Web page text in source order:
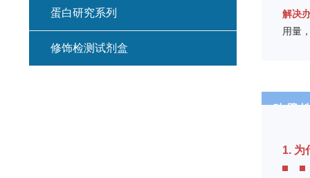
解决
用量
贴 壁
1. 为
蛋白研究系列
修饰检测试剂盒